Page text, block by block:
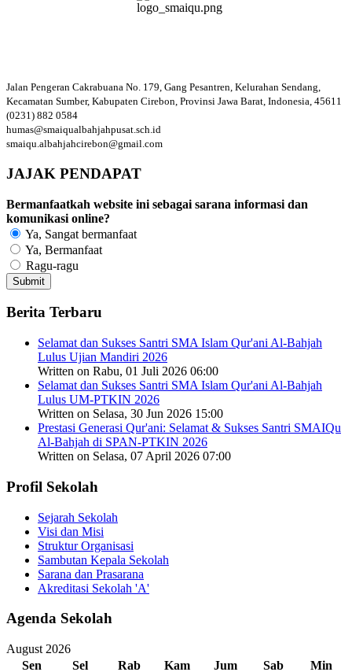
Jalan Pengeran Cakrabuana No. 179, Gang Pesantren, Kelurahan Sendang,
Kecamatan Sumber, Kabupaten Cirebon, Provinsi Jawa Barat, Indonesia, 45611
(0231) 882 0584
humas@smaiqualbahjahpusat.sch.id
smaiqu.albahjahcirebon@gmail.com
JAJAK PENDAPAT
Bermanfaatkah website ini sebagai sarana informasi dan
komunikasi online?
Ya, Sangat bermanfaat
Ya, Bermanfaat
Ragu-ragu
Berita Terbaru
Selamat dan Sukses Santri SMA Islam Qur'ani Al-Bahjah
Lulus Ujian Mandiri 2026
Written on Rabu, 01 Juli 2026 06:00
Selamat dan Sukses Santri SMA Islam Qur'ani Al-Bahjah
Lulus UM-PTKIN 2026
Written on Selasa, 30 Jun 2026 15:00
Prestasi Generasi Qur'ani: Selamat & Sukses Santri SMAIQu
Al-Bahjah di SPAN-PTKIN 2026
Written on Selasa, 07 April 2026 07:00
Profil Sekolah
Sejarah Sekolah
Visi dan Misi
Struktur Organisasi
Sambutan Kepala Sekolah
Sarana dan Prasarana
Akreditasi Sekolah 'A'
Agenda Sekolah
August 2026
Sen
Sel Rab Kam Jum Sab Min